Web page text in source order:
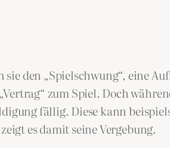
den „Spielschwung“, eine
zum Spiel. Doch
fällig. Diese kann
es damit seine Vergebung.